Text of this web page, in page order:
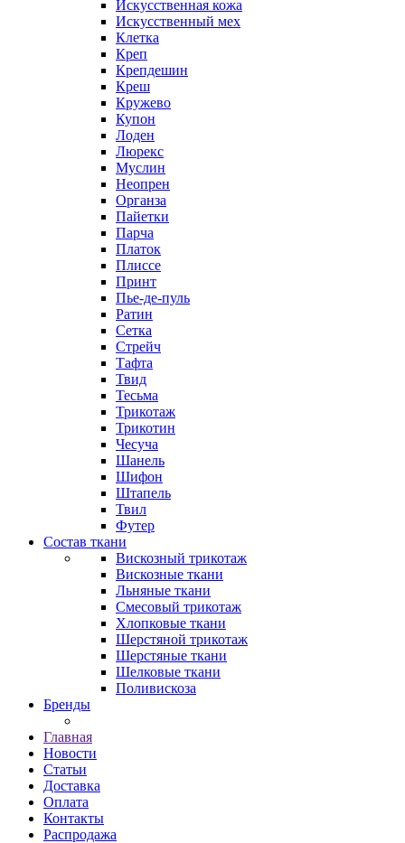
Искусственная кожа
Искусственный мех
Клетка
Креп
Крепдешин
Креш
Кружево
Купон
Лоден
Люрекс
Муслин
Неопрен
Органза
Пайетки
Парча
Платок
Плиссе
Принт
Пье-де-пуль
Ратин
Сетка
Стрейч
Тафта
Твид
Тесьма
Трикотаж
Трикотин
Чесуча
Шанель
Шифон
Штапель
Твил
Футер
Состав ткани
Вискозный трикотаж
Вискозные ткани
Льняные ткани
Смесовый трикотаж
Хлопковые ткани
Шерстяной трикотаж
Шерстяные ткани
Шелковые ткани
Поливискоза
Бренды
Главная
Новости
Статьи
Доставка
Оплата
Контакты
Распродажа